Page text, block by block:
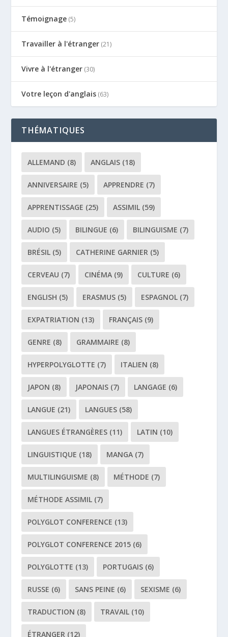
Témoignage (5)
Travailler à l'étranger (21)
Vivre à l'étranger (30)
Votre leçon d'anglais (63)
THÉMATIQUES
ALLEMAND (8) ANGLAIS (18)
ANNIVERSAIRE (5) APPRENDRE (7)
APPRENTISSAGE (25) ASSIMIL (59)
AUDIO (5) BILINGUE (6) BILINGUISME (7)
BRÉSIL (5) CATHERINE GARNIER (5)
CERVEAU (7) CINÉMA (9) CULTURE (6)
ENGLISH (5) ERASMUS (5) ESPAGNOL (7)
EXPATRIATION (13) FRANÇAIS (9)
GENRE (8) GRAMMAIRE (8)
HYPERPOLYGLOTTE (7) ITALIEN (8)
JAPON (8) JAPONAIS (7) LANGAGE (6)
LANGUE (21) LANGUES (58)
LANGUES ÉTRANGÈRES (11) LATIN (10)
LINGUISTIQUE (18) MANGA (7)
MULTILINGUISME (8) MÉTHODE (7)
MÉTHODE ASSIMIL (7)
POLYGLOT CONFERENCE (13)
POLYGLOT CONFERENCE 2015 (6)
POLYGLOTTE (13) PORTUGAIS (6)
RUSSE (6) SANS PEINE (6) SEXISME (6)
TRADUCTION (8) TRAVAIL (10)
ÉTRANGER (12)